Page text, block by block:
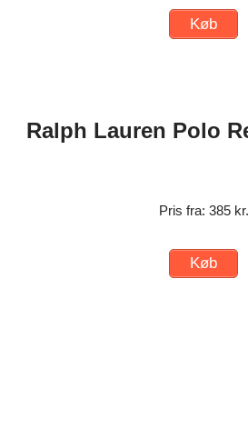
Køb
Ralph Lauren Polo
Pris fra: 385 kr.
Køb